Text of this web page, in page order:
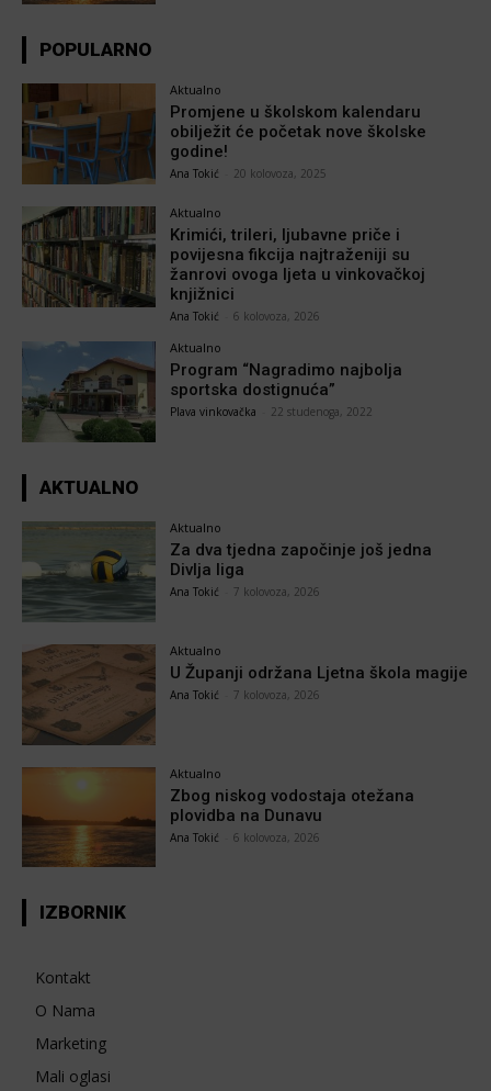
POPULARNO
Aktualno
Promjene u školskom kalendaru
obilježit će početak nove školske
godine!
Ana Tokić 20 kolovoza, 2025
Aktualno
Krimići, trileri, ljubavne priče i
povijesna fikcija najtraženiji su
žanrovi ovoga ljeta u vinkovačkoj
knjižnici
Ana Tokić 6 kolovoza, 2026
Aktualno
Program “Nagradimo najbolja
sportska dostignuća”
Plava vinkovačka 22 studenoga, 2022
AKTUALNO
Aktualno
Za dva tjedna započinje još jedna
Divlja liga
Ana Tokić 7 kolovoza, 2026
Aktualno
U Županji održana Ljetna škola magije
Ana Tokić 7 kolovoza, 2026
Aktualno
Zbog niskog vodostaja otežana
plovidba na Dunavu
Ana Tokić 6 kolovoza, 2026
IZBORNIK
Kontakt
O Nama
Marketing
Mali oglasi